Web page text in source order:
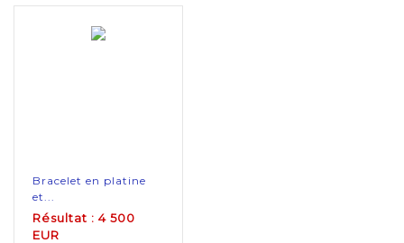
Bracelet en platine
et...
Résultat : 4 500
EUR